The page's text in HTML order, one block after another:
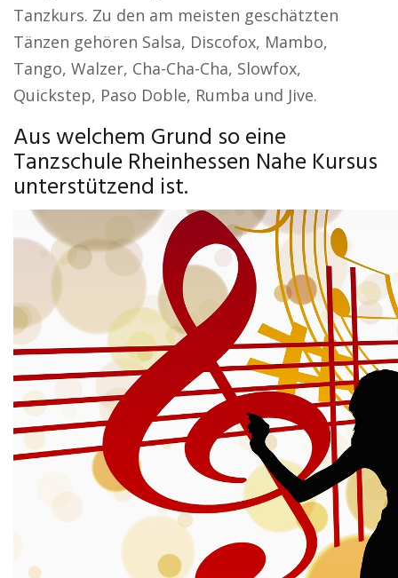
Tanzkurs. Zu den am meisten geschätzten
Tänzen gehören Salsa, Discofox, Mambo,
Tango, Walzer, Cha-Cha-Cha, Slowfox,
Quickstep, Paso Doble, Rumba und Jive.
Aus welchem Grund so eine
Tanzschule Rheinhessen Nahe Kursus
unterstützend ist.